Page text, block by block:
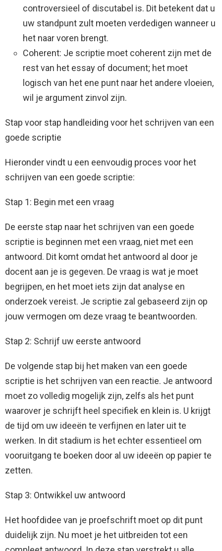
controversieel of discutabel is. Dit betekent dat u
uw standpunt zult moeten verdedigen wanneer u
het naar voren brengt.
Coherent: Je scriptie moet coherent zijn met de
rest van het essay of document; het moet
logisch van het ene punt naar het andere vloeien,
wil je argument zinvol zijn.
Stap voor stap handleiding voor het schrijven van een
goede scriptie
Hieronder vindt u een eenvoudig proces voor het
schrijven van een goede scriptie:
Stap 1: Begin met een vraag
De eerste stap naar het schrijven van een goede
scriptie is beginnen met een vraag, niet met een
antwoord. Dit komt omdat het antwoord al door je
docent aan je is gegeven. De vraag is wat je moet
begrijpen, en het moet iets zijn dat analyse en
onderzoek vereist. Je scriptie zal gebaseerd zijn op
jouw vermogen om deze vraag te beantwoorden.
Stap 2: Schrijf uw eerste antwoord
De volgende stap bij het maken van een goede
scriptie is het schrijven van een reactie. Je antwoord
moet zo volledig mogelijk zijn, zelfs als het punt
waarover je schrijft heel specifiek en klein is. U krijgt
de tijd om uw ideeën te verfijnen en later uit te
werken. In dit stadium is het echter essentieel om
vooruitgang te boeken door al uw ideeën op papier te
zetten.
Stap 3: Ontwikkel uw antwoord
Het hoofdidee van je proefschrift moet op dit punt
duidelijk zijn. Nu moet je het uitbreiden tot een